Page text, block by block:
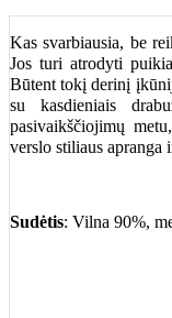
Kas svarbiausia, be
Jos turi atrodyti
Būtent tokį derinį
su kasdieniais
pasivaikščiojimų
verslo stiliaus apranga
Sudėtis: Vilna 90%,